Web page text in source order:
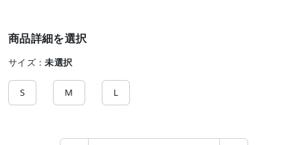
商品詳細を選択
サイズ：未選択
S M L